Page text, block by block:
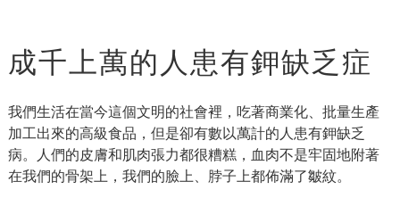
成千上萬的人患有鉀缺乏症
我們生活在當今這個文明的社會裡，吃著商業化、批量生產
加工出來的高級食品，但是卻有數以萬計的人患有鉀缺乏
病。人們的皮膚和肌肉張力都很糟糕，血肉不是牢固地附著
在我們的骨架上，我們的臉上、脖子上都佈滿了皺紋。